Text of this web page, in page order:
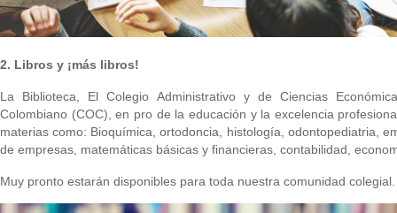
2. Libros y ¡más libros!
La Biblioteca, El Colegio Administrativo y de Ciencias
Colombiano (COC), en pro de la educación y la excelencia
materias como: Bioquímica, ortodoncia, histología, odontopediatria,
de empresas, matemáticas básicas y financieras, contabilidad,
Muy pronto estarán disponibles para toda nuestra comunidad colegial.